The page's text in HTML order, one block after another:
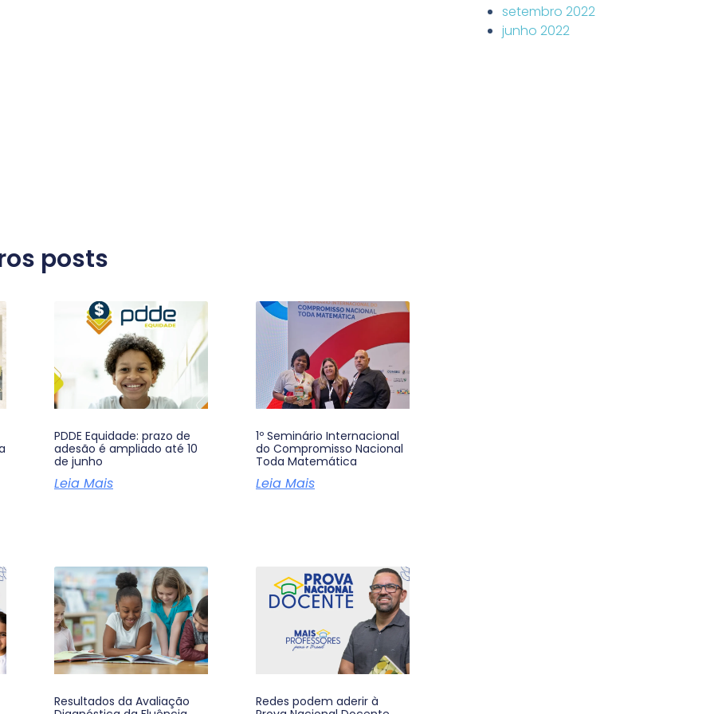
setembro 2022
junho 2022
posts
PDDE Equidade: prazo de
adesão é ampliado até 10
de junho
Leia Mais
1º Seminário Internacional
do Compromisso Nacional
Toda Matemática
Leia Mais
Resultados da Avaliação
Redes podem aderir à